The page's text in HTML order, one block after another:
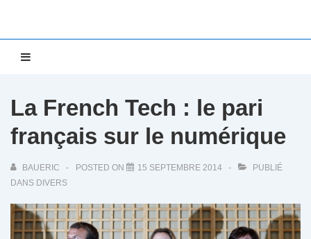
La French Tech : le pari
français sur le numérique
BAUERIC POSTED ON 15 SEPTEMBRE 2014
PUBLIÉ
DANS DIVERS